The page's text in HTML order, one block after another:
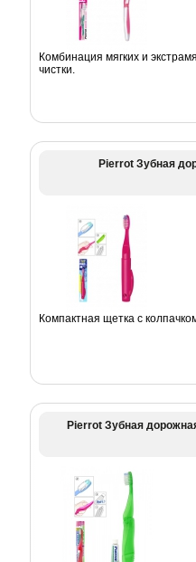
Комбинация мягких и
чистки.
Pierrot Зубная
Компактная щетка с
Pierrot Зубная